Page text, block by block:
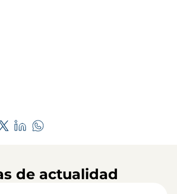
de actualidad